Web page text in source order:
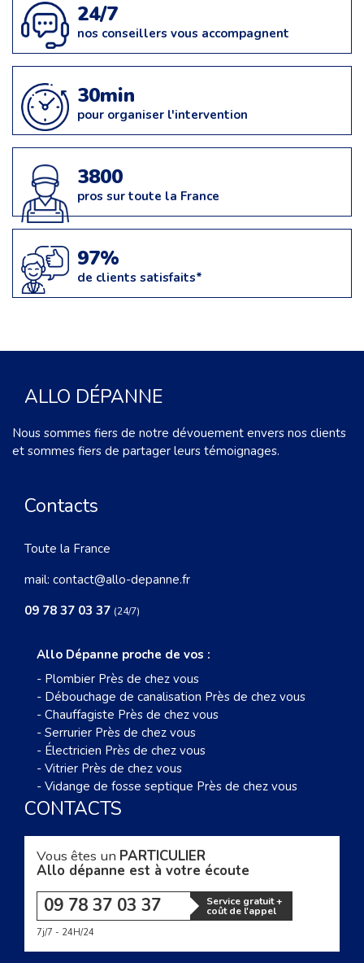
24/7
nos conseillers vous accompagnent
30min
pour organiser l'intervention
3800
pros sur toute la France
97%
de clients satisfaits*
ALLO DÉPANNE
Nous sommes fiers de notre dévouement envers nos clients
et sommes fiers de partager leurs témoignages.
Contacts
Toute la France
mail: contact@allo-depanne.fr
09 78 37 03 37 (24/7)
Allo Dépanne proche de vos :
- Plombier Près de chez vous
- Débouchage de canalisation Près de chez vous
- Chauffagiste Près de chez vous
- Serrurier Près de chez vous
- Électricien Près de chez vous
- Vitrier Près de chez vous
- Vidange de fosse septique Près de chez vous
CONTACTS
Vous êtes un PARTICULIER
Allo dépanne est à votre écoute
09 78 37 03 37 Service gratuit +
coût de l'appel
7j/7 - 24H/24